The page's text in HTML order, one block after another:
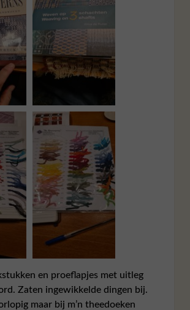
en proeflapjes met uitleg
Zaten ingewikkelde dingen bij.
maar bij m’n theedoeken